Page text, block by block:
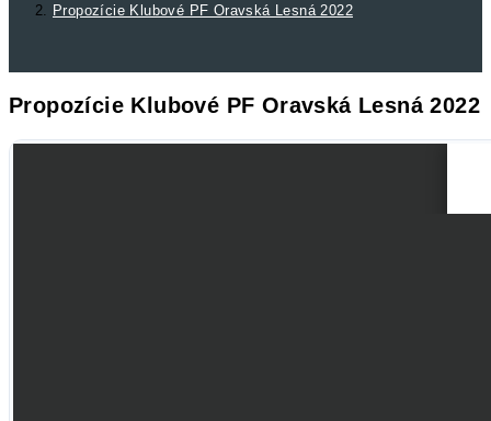
Propozície Klubové PF Oravská Lesná 2022
Propozície Klubové PF Oravská Lesná 2022